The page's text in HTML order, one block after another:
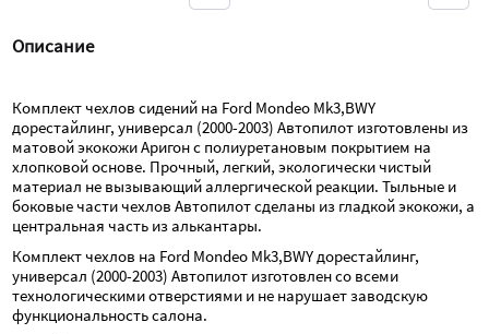
Описание
Комплект чехлов сидений на Ford Mondeo Mk3,BWY
дорестайлинг, универсал (2000-2003) Автопилот изготовлены из
матовой экокожи Аригон с полиуретановым покрытием на
хлопковой основе. Прочный, легкий, экологически чистый
материал не вызывающий аллергической реакции. Тыльные и
боковые части чехлов Автопилот сделаны из гладкой экокожи, а
центральная часть из алькантары.
Комплект чехлов на Ford Mondeo Mk3,BWY дорестайлинг,
универсал (2000-2003) Автопилот изготовлен со всеми
технологическими отверстиями и не нарушает заводскую
функциональность салона.